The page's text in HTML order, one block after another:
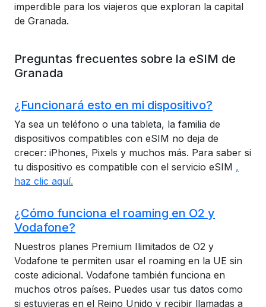
imperdible para los viajeros que exploran la capital
de Granada.
Preguntas frecuentes sobre la eSIM de
Granada
¿Funcionará esto en mi dispositivo?
Ya sea un teléfono o una tableta, la familia de
dispositivos compatibles con eSIM no deja de
crecer: iPhones, Pixels y muchos más. Para saber si
tu dispositivo es compatible con el servicio eSIM ,
haz clic aquí.
¿Cómo funciona el roaming en O2 y
Vodafone?
Nuestros planes Premium Ilimitados de O2 y
Vodafone te permiten usar el roaming en la UE sin
coste adicional. Vodafone también funciona en
muchos otros países. Puedes usar tus datos como
si estuvieras en el Reino Unido y recibir llamadas a